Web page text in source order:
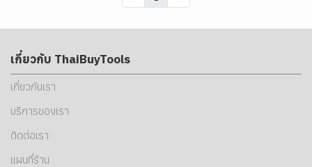
เกี่ยวกับ ThaiBuyTools
เกี่ยวกับเรา
บริการของเรา
ติดต่อเรา
แผนที่ร้าน